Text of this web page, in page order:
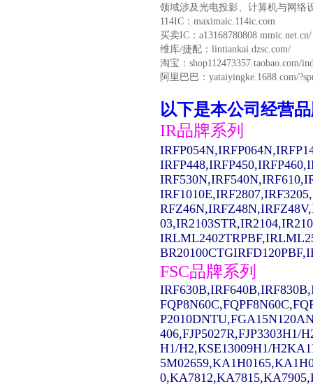
领域涉及光电投影、计算机与网络
114IC：maximaic.114ic.com
买卖IC：a13168780808.mmic.net.cn/
维库/捷配：lintiankai.dzsc.com/
淘宝：shop112473357.taobao.com/
阿里巴巴：yataiyingke.1688.com/
以下是本公司经营
IR品牌系列
FSC品牌系列
406,FJP5027R,FJP3303H1/
H1/H2,KSE13009H1/